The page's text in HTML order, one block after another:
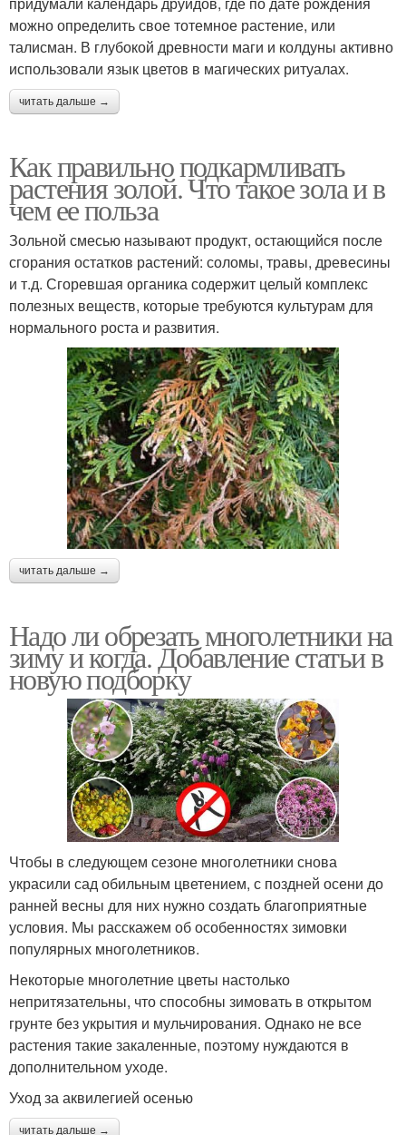
можно определить свое тотемное растение, или
талисман. В глубокой древности маги и колдуны активно
использовали язык цветов в магических ритуалах.
читать дальше →
Как правильно подкармливать
растения золой. Что такое зола и в
чем ее польза
Зольной смесью называют продукт, остающийся после
сгорания остатков растений: соломы, травы, древесины
и т.д. Сгоревшая органика содержит целый комплекс
полезных веществ, которые требуются культурам для
нормального роста и развития.
читать дальше →
Надо ли обрезать многолетники на
зиму и когда. Добавление статьи в
новую подборку
Чтобы в следующем сезоне многолетники снова
украсили сад обильным цветением, с поздней осени до
ранней весны для них нужно создать благоприятные
условия. Мы расскажем об особенностях зимовки
популярных многолетников.
Некоторые многолетние цветы настолько
непритязательны, что способны зимовать в открытом
грунте без укрытия и мульчирования. Однако не все
растения такие закаленные, поэтому нуждаются в
дополнительном уходе.
Уход за аквилегией осенью
читать дальше →